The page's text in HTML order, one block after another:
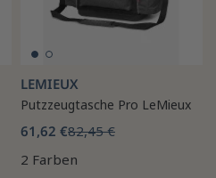
LEMIEUX
Putzzeugtasche Pro LeMieux
61,62 €82,45 €
2 Farben